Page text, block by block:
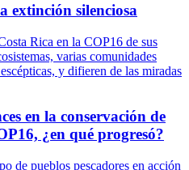
extinción silenciosa
en la conservación de
¿en qué progresó?